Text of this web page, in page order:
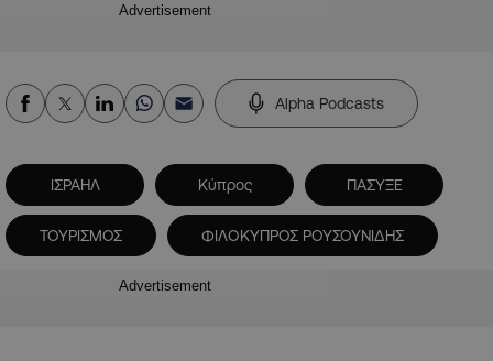
Advertisement
Alpha Podcasts
ΙΣΡΑΗΛ Κύπρος ΠΑΣΥΞΕ
ΤΟΥΡΙΣΜΟΣ ΦΙΛΟΚΥΠΡΟΣ ΡΟΥΣΟΥΝΙΔΗΣ
Advertisement